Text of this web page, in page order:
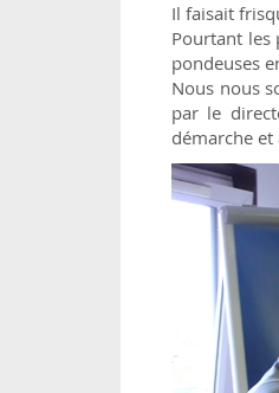
Il faisait
Pourtant les
pondeuses
Nous nous
par le
démarche